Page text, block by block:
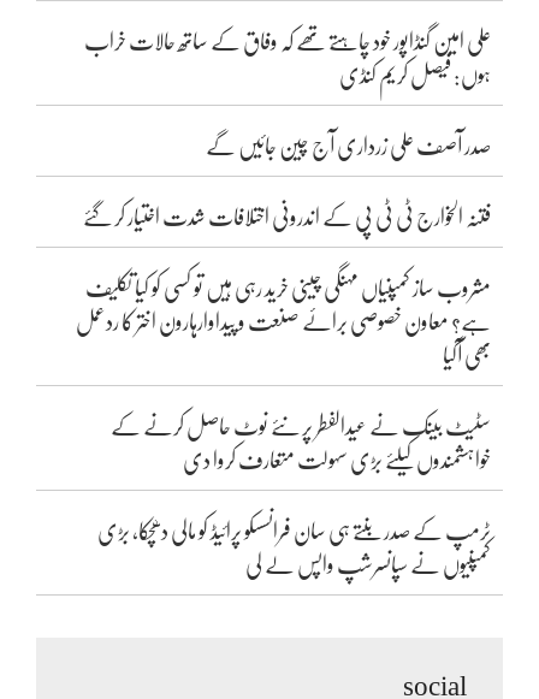
علی امین گنڈاپور خود چاہتے تھے کہ وفاق کے ساتھ حالات خراب
ہوں: فیصل کریم کنڈی
صدر آصف علی زرداری آج چین جائیں گے
فتنہ الخوارج ٹی ٹی پی کے اندرونی اختلافات شدت اختیار کر گئے
مشروب ساز کمپنیاں مہنگی چینی خرید رہی ہیں تو کسی کو کیا تکلیف
ہے؟ معاون خصوصی برائے صنعت و پیداوارہارون اختر کا ردعمل
بھی آگیا
سٹیٹ بینک نے عیدالفطر پر نئے نوٹ حاصل کرنے کے
خواہشمندوں کیلئے بڑی سہولت متعارف کروا دی
ٹرمپ کے صدر بنتے ہی سان فرانسسکو پرائیڈ کو مالی دھچکا، بڑی
کمپنیوں نے سپانسرشپ واپس لے لی
social